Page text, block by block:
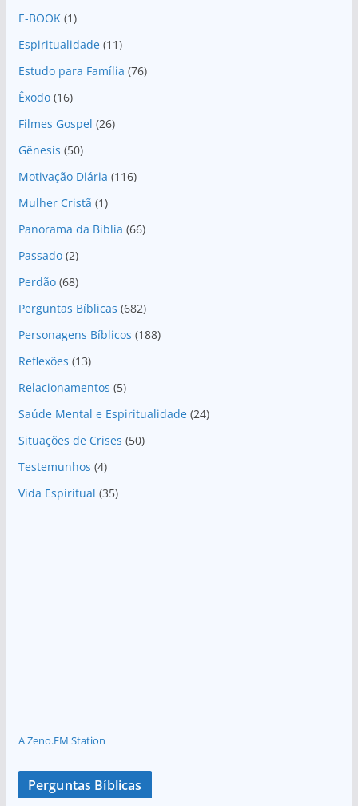
E-BOOK (1)
Espiritualidade(11)
Estudo para Família (76)
Êxodo(16)
Filmes Gospel (26)
Gênesis (50)
Motivação Diária (116)
Mulher Cristã (1)
Panorama da Bíblia (66)
Passado(2)
Perdão(68)
Perguntas Bíblicas (682)
Personagens Bíblicos (188)
Reflexões (13)
Relacionamentos (5)
Saúde Mental e Espiritualidade(24)
Situações de Crises (50)
Testemunhos (4)
Vida Espiritual (35)
A Zeno.FM Station
Perguntas Bíblicas